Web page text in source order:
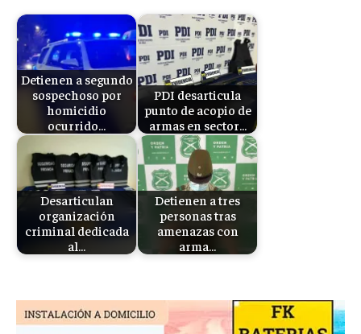
Detienen a segundo
sospechoso por
homicidio
ocurrido…
PDI desarticula
punto de acopio de
armas en sector…
Desarticulan
organización
criminal dedicada
al…
Detienen a tres
personas tras
amenazas con
arma…